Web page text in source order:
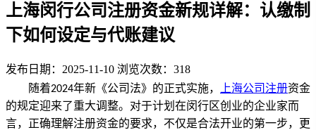
财
务
财
税
上海闵行公司注册资金新规详解：认缴制
下如何设定与代账建议
发布日期：2025-11-10 浏览次数：318
随着2024年新《公司法》的正式实施， 上海公司注册资金
的规定迎来了重大调整。对于计划在闵行区创业的企业家而
言，正确理解注册资金的要求，不仅是合法开业的第一步，更